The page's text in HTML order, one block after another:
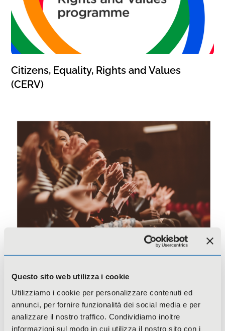
Questo sito web utilizza i cookie
Utilizziamo i cookie per personalizzare contenuti ed
annunci, per fornire funzionalità dei social media e per
analizzare il nostro traffico. Condividiamo inoltre
informazioni sul modo in cui utilizza il nostro sito con i
Citizens, Equality, Rights and Values
(CERV)
Provincia di Bergamo- Cultura e Territorio